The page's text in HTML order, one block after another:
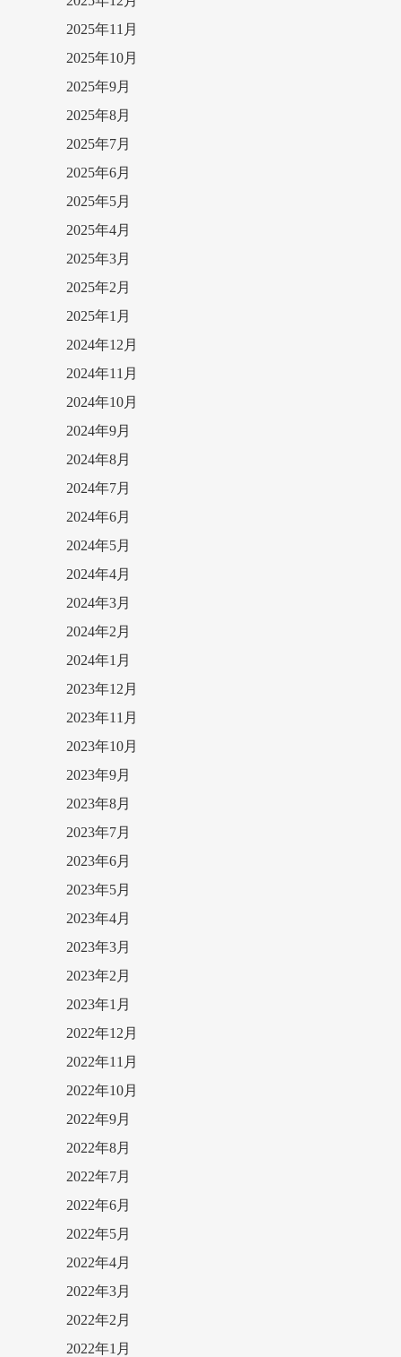
2025年11月
2025年10月
2025年9月
2025年8月
2025年7月
2025年6月
2025年5月
2025年4月
2025年3月
2025年2月
2025年1月
2024年12月
2024年11月
2024年10月
2024年9月
2024年8月
2024年7月
2024年6月
2024年5月
2024年4月
2024年3月
2024年2月
2024年1月
2023年12月
2023年11月
2023年10月
2023年9月
2023年8月
2023年7月
2023年6月
2023年5月
2023年4月
2023年3月
2023年2月
2023年1月
2022年12月
2022年11月
2022年10月
2022年9月
2022年8月
2022年7月
2022年6月
2022年5月
2022年4月
2022年3月
2022年2月
2022年1月